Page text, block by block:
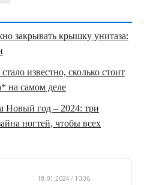
закрывать крышку унитаза:
известно, сколько стоит
на самом деле
год – 2024: три
ногтей, чтобы всех
18.01.2024 / 10:36